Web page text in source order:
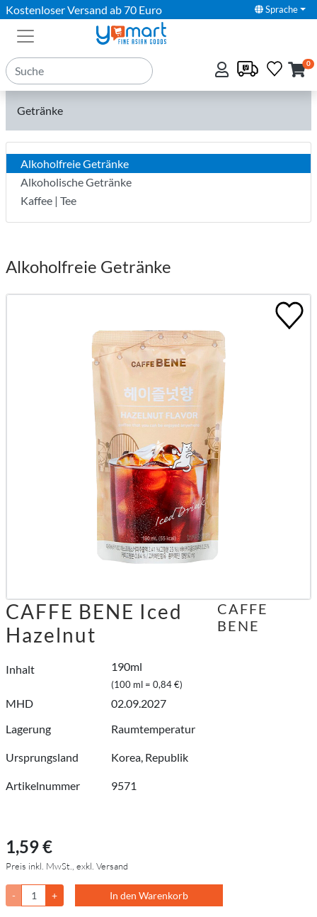
Kostenloser Versand ab 70 Euro Sprache
0
Getränke
Alkoholfreie Getränke
Alkoholische Getränke
Kaffee | Tee
Alkoholfreie Getränke
CAFFE BENE Iced
Hazelnut
Inhalt 190ml
(100 ml = 0,84 €)
MHD
02.09.2027
Lagerung
Raumtemperatur
Ursprungsland Korea, Republik
Artikelnummer 9571
CAFFE
BENE
1,59 €
Preis inkl. MwSt., exkl. Versand
- + In den Warenkorb